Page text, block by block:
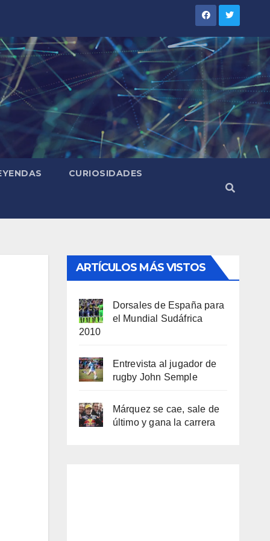
CURIOSIDADES
ARTÍCULOS MÁS VISTOS
Dorsales de España para
el Mundial Sudáfrica
2010
Entrevista al jugador de
rugby John Semple
Márquez se cae, sale de
último y gana la carrera